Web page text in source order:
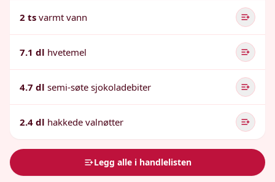
2 ts varmt vann
7.1 dl hvetemel
4.7 dl semi-søte sjokoladebiter
2.4 dl hakkede valnøtter
Legg alle i handlelisten